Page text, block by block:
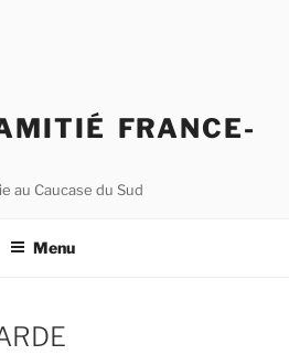
FRANCE-
au Caucase du Sud
Menu